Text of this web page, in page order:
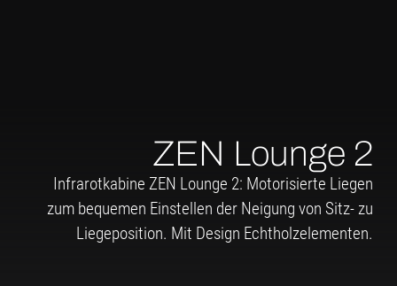
ZEN Lounge 2
Infrarotkabine ZEN Lounge 2: Motorisierte Liegen
zum bequemen Einstellen der Neigung von Sitz- zu
Liegeposition. Mit Design Echtholzelementen.